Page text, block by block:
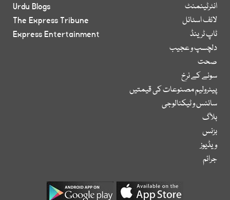
انٹرٹینمنٹ
لائف اسٹائل
ٹاپ ٹرینڈ
دلچسپ و عجیب
صحت
سونے کے نرخ
پیٹرولیم مصنوعات کی قیمتیں
سائنس و ٹیکنالوجی
بلاگ
بزنس
ویڈیوز
جرائم
Urdu Blogs
The Express Tribune
Express Entertainment